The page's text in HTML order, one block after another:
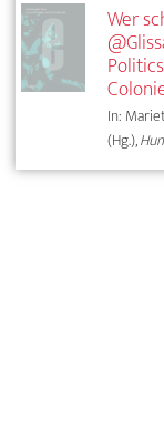
Wer
In:
(Hg.),